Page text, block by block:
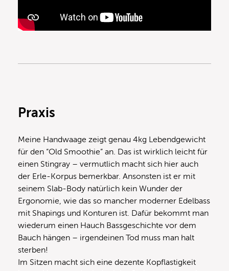
Praxis
Meine Handwaage zeigt genau 4kg Lebendgewicht
für den “Old Smoothie” an. Das ist wirklich leicht für
einen Stingray – vermutlich macht sich hier auch
der Erle-Korpus bemerkbar. Ansonsten ist er mit
seinem Slab-Body natürlich kein Wunder der
Ergonomie, wie das so mancher moderner Edelbass
mit Shapings und Konturen ist. Dafür bekommt man
wiederum einen Hauch Bassgeschichte vor dem
Bauch hängen – irgendeinen Tod muss man halt
sterben!
Im Sitzen macht sich eine dezente Kopflastigkeit